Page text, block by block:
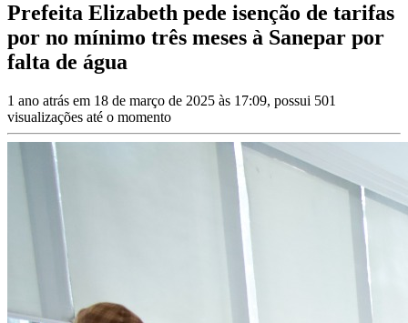
Prefeita Elizabeth pede isenção de tarifas
por no mínimo três meses à Sanepar por
falta de água
1 ano atrás em 18 de março de 2025 às 17:09, possui 501
visualizações até o momento